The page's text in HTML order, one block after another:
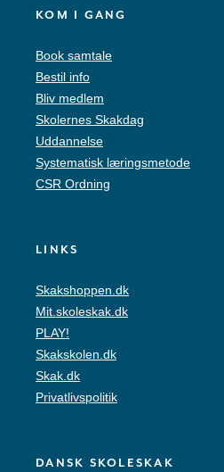
KOM I GANG
Book samtale
Bestil info
Bliv medlem
Skolernes Skakdag
Uddannelse
Systematisk læringsmetode
CSR Ordning
LINKS
Skakshoppen.dk
Mit.skoleskak.dk
PLAY!
Skakskolen.dk
Skak.dk
Privatlivspolitik
DANSK SKOLESKAK